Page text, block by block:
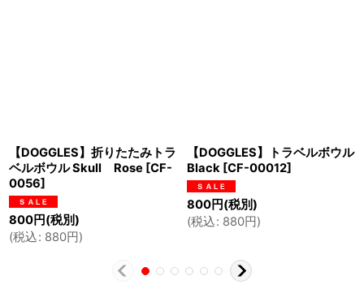
【DOGGLES】折りたたみトラ
ベルボウル Skull Rose [CF-
0056]
800円(税別)
(税込: 880円)
【DOGGLES】トラベルボウル
Black [CF-00012]
800円(税別)
(税込: 880円)